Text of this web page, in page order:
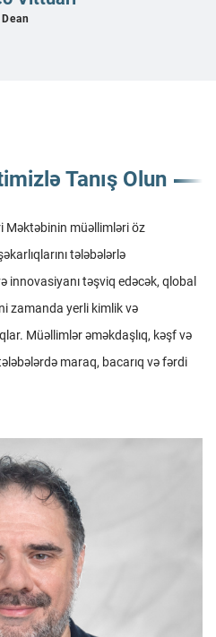
Dean
Tanış Olun
Məktəbinin müəllimləri öz
tələbələrlə
təşviq edəcək, qlobal
zamanda yerli kimlik və
Müəllimlər əməkdaşlıq, kəşf və
maraq, bacarıq və fərdi